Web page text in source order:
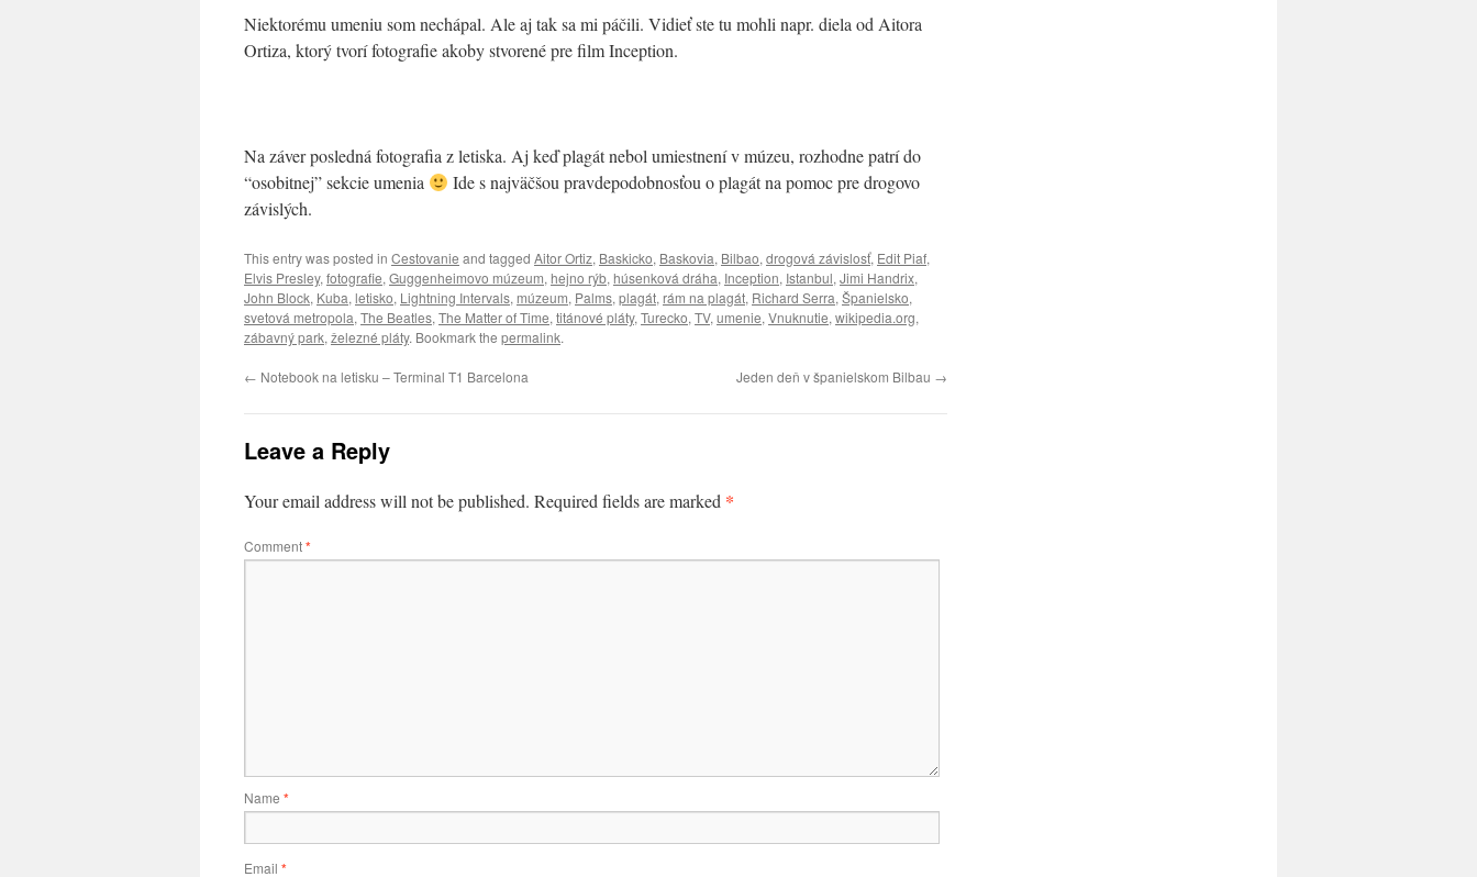
Niektorému umeniu som nechápal. Ale aj tak sa mi páčili. Vidieť ste tu mohli napr. diela od Aitora
Ortiza, ktorý tvorí fotografie akoby stvorené pre film Inception.
Na záver posledná fotografia z letiska. Aj keď plagát nebol umiestnení v múzeu, rozhodne patrí do
“osobitnej” sekcie umenia
Ide s najväčšou pravdepodobnosťou o plagát na pomoc pre drogovo
závislých.
This entry was posted in Cestovanie and tagged Aitor Ortiz, Baskicko, Baskovia, Bilbao, drogová závislosť, Edit Piaf,
Elvis Presley, fotografie, Guggenheimovo múzeum, hejno rýb, húsenková dráha, Inception, Istanbul, Jimi Handrix,
John Block, Kuba, letisko, Lightning Intervals, múzeum, Palms, plagát, rám na plagát, Richard Serra, Španielsko,
svetová metropola, The Beatles, The Matter of Time, titánové pláty, Turecko, TV, umenie, Vnuknutie, wikipedia.org,
zábavný park, železné pláty. Bookmark the permalink.
← Notebook na letisku – Terminal T1 Barcelona Jeden deň v španielskom Bilbau →
Leave a Reply
Your email address will not be published. Required fields are marked *
Comment*
Name *
Email *